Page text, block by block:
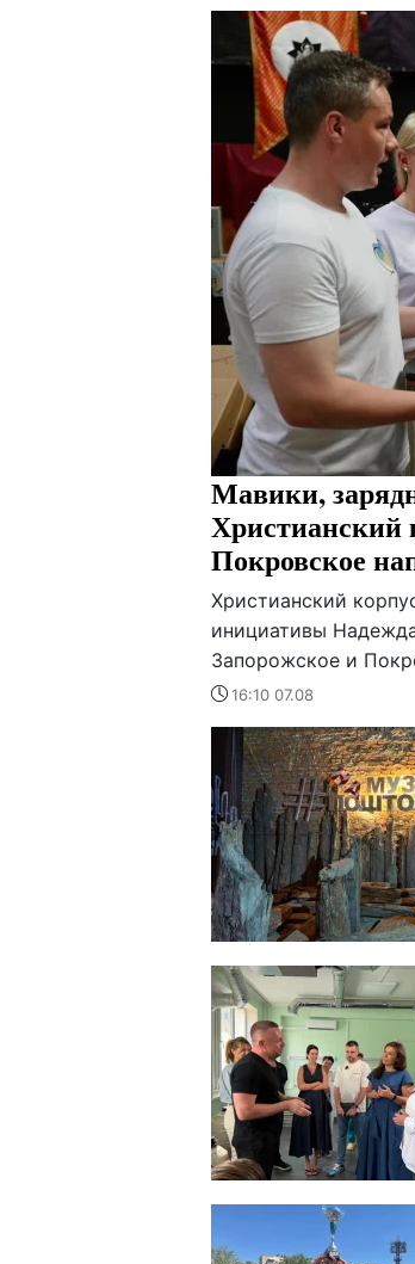
Мавики,
Христианский
Покровское
Христианский
инициативы
Запорожское и
16:10 07.08